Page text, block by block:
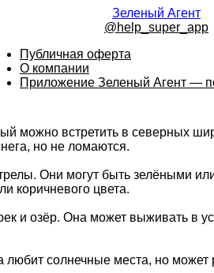
Зеленый Агент
@help_super_app
Публичная оферта
О компании
Приложение Зеленый Агент —
можно встретить в северных
но не ломаются.
Они могут быть зелёными
коричневого цвета.
и озёр. Она может выживать
солнечные места, но